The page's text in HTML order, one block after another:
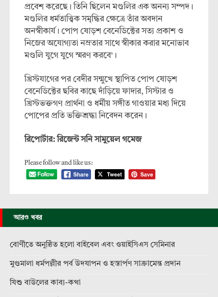
প্রবেশ করেছে। তিনি ছিলেন মণ্ডলির এক অনন্য সম্পদ।
মণ্ডলির ধর্মতাত্ত্বিক সমৃদ্ধির ক্ষেত্রে তাঁর অবদান
অনস্বীকার্য। পোপ ষোড়শ বেনেডিক্টের সত্য প্রকাশ ও
নিজের অযোগ্যতা নম্রতার সাথে স্বীকার করার মনোভাব
মণ্ডলি যুগে যুগে স্মরণ করবে’।
খ্রিস্টযাগের পর বেদীর সন্মুখে স্থাপিত পোপ ষোড়শ
বেনেডিক্টের ছবির কাছে দাঁড়িয়ে ফাদার, সিস্টার ও
খ্রিস্টভক্তগণ প্রার্থনা ও ধর্মীয় সঙ্গীত গাওয়ার মধ্য দিয়ে
পোপের প্রতি ভক্তিশ্রদ্ধা নিবেদন করেন।
রিপোর্টার: রিজেন্ট সনি সামুয়েল গমেজ
Please follow and like us:
আরও খবর
বোর্ণীতে অনুষ্ঠিত হলো বাইবেল এবং ওয়াইসিএস সেমিনার
মুণ্ডমালা ধর্মপল্লীর পর্ব উদযাপন ও হস্তার্পণ সাক্রামেন্ত প্রদান
যিশু বাউলের কাব্য-কথা